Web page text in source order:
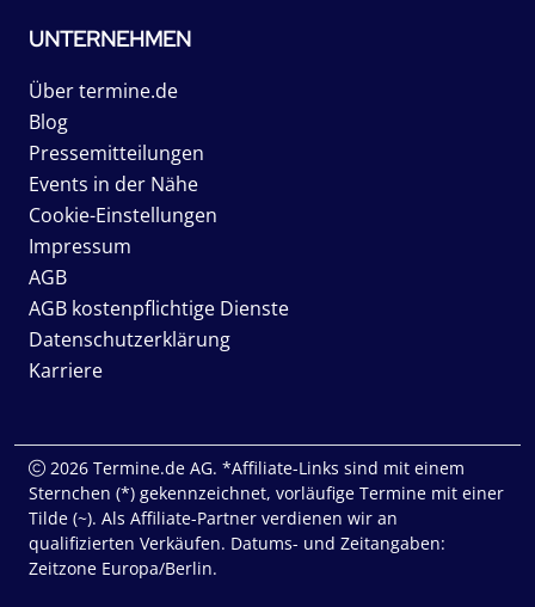
UNTERNEHMEN
Über termine.de
Blog
Pressemitteilungen
Events in der Nähe
Cookie-Einstellungen
Impressum
AGB
AGB kostenpflichtige Dienste
Datenschutzerklärung
Karriere
2026 Termine.de AG. *Affiliate-Links sind mit einem
Sternchen (*) gekennzeichnet, vorläufige Termine mit einer
Tilde (~). Als Affiliate-Partner verdienen wir an
qualifizierten Verkäufen. Datums- und Zeitangaben:
Zeitzone Europa/Berlin.